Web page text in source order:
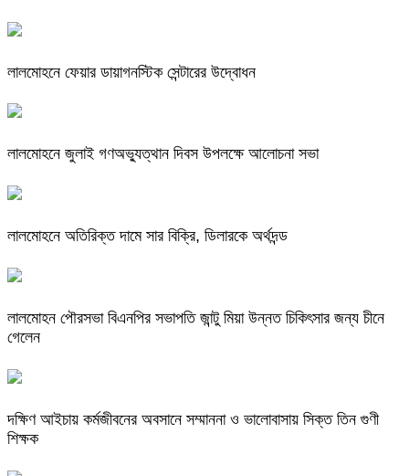
লালমোহনে ফেয়ার ডায়াগনস্টিক সেন্টারের উদ্বোধন
লালমোহনে জুলাই গণঅভ্যুত্থান দিবস উপলক্ষে আলোচনা সভা
লালমোহনে অতিরিক্ত দামে সার বিক্রি, ডিলারকে অর্থদন্ড
লালমোহন পৌরসভা বিএনপির সভাপতি জান্টু মিয়া উন্নত চিকিৎসার জন্য চীনে
গেলেন
দক্ষিণ আইচায় কর্মজীবনের অবসানে সম্মাননা ও ভালোবাসায় সিক্ত তিন গুণী
শিক্ষক